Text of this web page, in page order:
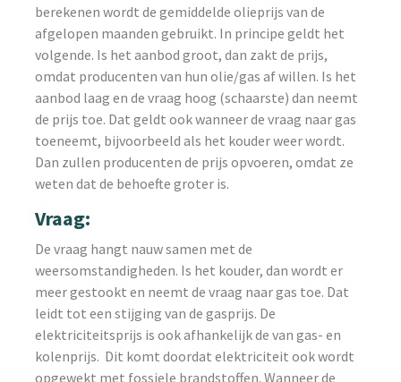
berekenen wordt de gemiddelde olieprijs van de
afgelopen maanden gebruikt. In principe geldt het
volgende. Is het aanbod groot, dan zakt de prijs,
omdat producenten van hun olie/gas af willen. Is het
aanbod laag en de vraag hoog (schaarste) dan neemt
de prijs toe. Dat geldt ook wanneer de vraag naar gas
toeneemt, bijvoorbeeld als het kouder weer wordt.
Dan zullen producenten de prijs opvoeren, omdat ze
weten dat de behoefte groter is.
Vraag:
De vraag hangt nauw samen met de
weersomstandigheden. Is het kouder, dan wordt er
meer gestookt en neemt de vraag naar gas toe. Dat
leidt tot een stijging van de gasprijs. De
elektriciteitsprijs is ook afhankelijk de van gas- en
kolenprijs. Dit komt doordat elektriciteit ook wordt
opgewekt met fossiele brandstoffen. Wanneer de